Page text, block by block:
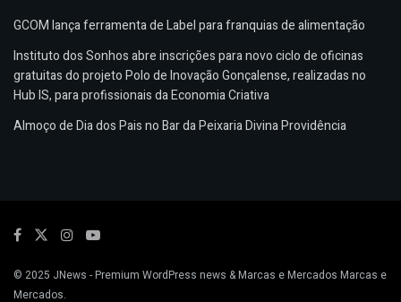
GCOM lança ferramenta de Label para franquias de alimentação
Instituto dos Sonhos abre inscrições para novo ciclo de oficinas
gratuitas do projeto Polo de Inovação Gonçalense, realizadas no
Hub IS, para profissionais da Economia Criativa
Almoço de Dia dos Pais no Bar da Peixaria Divina Providência
© 2025 JNews - Premium WordPress news & Marcas e Mercados Marcas e
Mercados.